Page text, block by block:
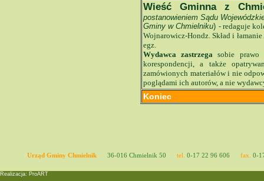
Wieść Gminna z
postanowieniem Sądu
Gminy w Chmielniku) - redaguje
Wojnarowicz-Hondz.Skład i
egz.
Wydawca zastrzega sobie prawo
korespondencji, a także
zamówionych materiałów i nie
poglądami ich autorów, a nie
Koniec
Urząd Gminy Chmielnik 36-016 Chmielnik 50 tel. 0-17 22 96 606 fax. 0-
Realizacja: ProART